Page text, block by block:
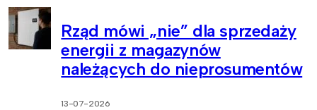
Rząd mówi „nie” dla sprzedaży
energii z magazynów
należących do nieprosumentów
13-07-2026